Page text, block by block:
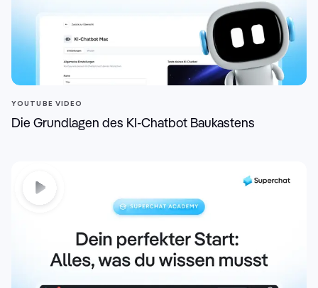
YOUTUBE VIDEO
Die Grundlagen des KI-Chatbot Baukastens